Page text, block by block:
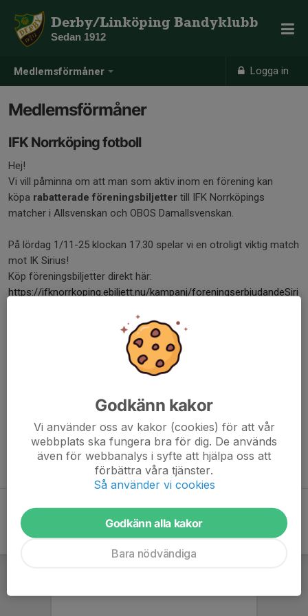
Medlemsförmåner Logga in
Derby/Linköping Bandyklubb
Sedan 1912
Medlemsförmåner
IFK Norrköping fotboll
Hej!
Vi vill påminna om att man som aktiv inom en förening kan
köpa rabatterade föreningsbiljetter till IFK Norrköpings
matcher i Allsvenskan och OBOS Damallsvenskan.
På lördag 1/11-25 klockan 17.30 spelar vi en otroligt viktig match
mot IK Sirius!
Köp föreningsbiljetter direkt här:
https://ifknorrkoping.ebiljett.nu/kampanj/foreningserbjudandeSiri
Läs mer om hur man som förening beställer biljetter till övriga
https://ifknorrkoping.se/biljetter/foreningsbiljetter/
Med vänlig hälsning,
Evenemangsansvarig | IFK Norrköping
Telefon: 076-4965695
www.ifknorrkoping.se | Telefon: 011-21 55 00
Besöks- och postadress: Ektorpsgatan 1, 603 37 Norrköping
Godkänn kakor
Vi använder oss av kakor (cookies) för att vår
webbplats ska fungera bra för dig. De används
även för webbanalys i syfte att hjälpa oss att
förbättra våra tjänster.
Så använder vi cookies
Godkänn alla kakor
Bara nödvändiga